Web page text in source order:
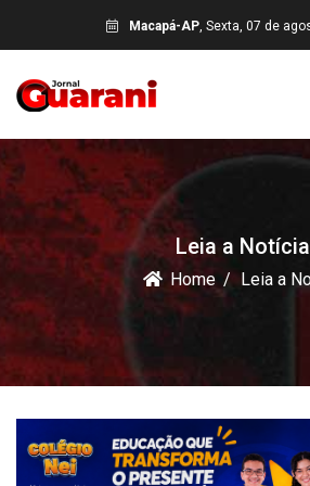
Macapá-AP, Sexta, 07 de
Leia a Notícia
Home Leia a